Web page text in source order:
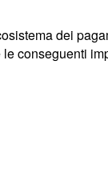
dei
conseguenti